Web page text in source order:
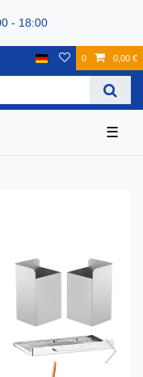
- 18:00
0 0,00 €
☰